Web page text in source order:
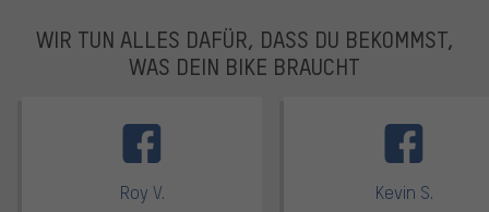
WIR TUN ALLES DAFÜR, DASS DU BEKOMMST,
WAS DEIN BIKE BRAUCHT
Roy V. Kevin S.